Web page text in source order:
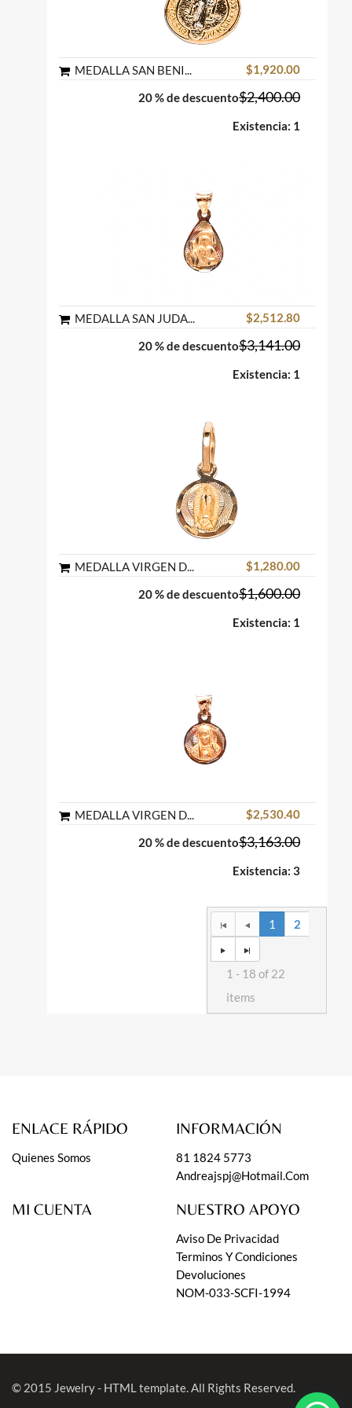
MEDALLA SAN BENITO MINI PLATINADO BLANCO ORO COMBINADO 10K MEX
$1,920.00
20 % de descuento$2,400.00
Existencia: 1
MEDALLA SAN JUDAS TADEO GOTA ORO FLORENTINO 10K MEX
$2,512.80
20 % de descuento$3,141.00
Existencia: 1
MEDALLA VIRGEN DE GUADALUPE REDONDA ORO FLORENTINO 10K MEX
$1,280.00
20 % de descuento$1,600.00
Existencia: 1
MEDALLA VIRGEN DE GUADALUPE BUSTO REDONDA ORO FLORENTINO 10K MEX
$2,530.40
20 % de descuento$3,163.00
Existencia: 3
1 2
1 - 18 of 22
items
ENLACE RÁPIDO
Quienes Somos
INFORMACIÓN
81 1824 5773
Andreajspj@hotmail.com
MI CUENTA NUESTRO APOYO
Aviso De Privacidad
Terminos Y Condiciones
Devoluciones
NOM-033-SCFI-1994
© 2015 Jewelry - HTML template. All Rights Reserved.